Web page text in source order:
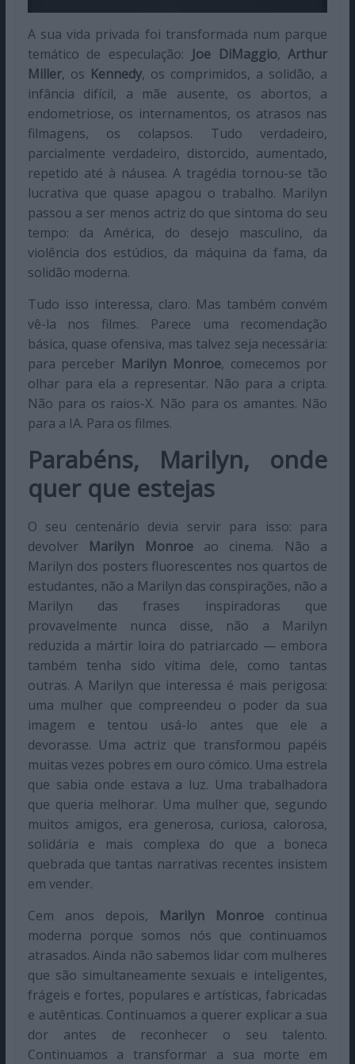
A sua vida privada foi transformada num parque
temático de especulação: Joe DiMaggio,Arthur
Miller, os Kennedy, os comprimidos, a solidão, a
infância difícil, a mãe ausente, os abortos, a
endometriose, os internamentos, os atrasos nas
filmagens, os colapsos. Tudo verdadeiro,
parcialmente verdadeiro, distorcido, aumentado,
repetido até à náusea. A tragédia tornou-se tão
lucrativa que quase apagou o trabalho. Marilyn
passou a ser menos actriz do que sintoma do seu
tempo: da América, do desejo masculino, da
violência dos estúdios, da máquina da fama, da
solidão moderna.
Tudo isso interessa, claro. Mas também convém
vê-la nos filmes. Parece uma recomendação
básica, quase ofensiva, mas talvez seja necessária:
para perceber Marilyn Monroe, comecemos por
olhar para ela a representar. Não para a cripta.
Não para os raios-X. Não para os amantes. Não
para a IA. Para os filmes.
Parabéns, Marilyn, onde
quer que estejas
O seu centenário devia servir para isso: para
devolver Marilyn Monroeao cinema. Não a
Marilyn dos posters fluorescentes nos quartos de
estudantes, não a Marilyn das conspirações, não a
Marilyn das frases inspiradoras que
provavelmente nunca disse, não a Marilyn
reduzida a mártir loira do patriarcado — embora
também tenha sido vítima dele, como tantas
outras. A Marilyn que interessa é mais perigosa:
uma mulher que compreendeu o poder da sua
imagem e tentou usá-lo antes que ele a
devorasse. Uma actriz que transformou papéis
muitas vezes pobres em ouro cómico. Uma estrela
que sabia onde estava a luz. Uma trabalhadora
que queria melhorar. Uma mulher que, segundo
muitos amigos, era generosa, curiosa, calorosa,
solidária e mais complexa do que a boneca
quebrada que tantas narrativas recentes insistem
em vender.
Cem anos depois, Marilyn Monroe continua
moderna porque somos nós que continuamos
atrasados. Ainda não sabemos lidar com mulheres
que são simultaneamente sexuais e inteligentes,
frágeis e fortes, populares e artísticas, fabricadas
e autênticas. Continuamos a querer explicar a sua
dor antes de reconhecer o seu talento.
Continuamos a transformar a sua morte em